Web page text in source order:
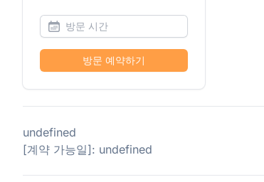
방문 예약하기
undefined
[계약 가능일]: undefined